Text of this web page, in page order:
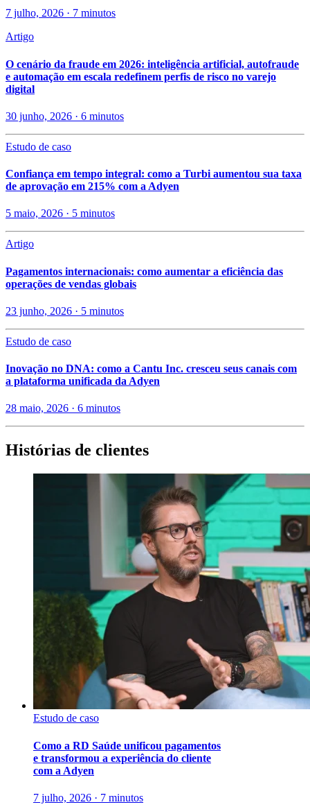
7 julho, 2026 · 7 minutos
Artigo
O cenário da fraude em 2026: inteligência artificial, autofraude
e automação em escala redefinem perfis de risco no varejo
digital
30 junho, 2026 · 6 minutos
Estudo de caso
Confiança em tempo integral: como a Turbi aumentou sua taxa
de aprovação em 215% com a Adyen
5 maio, 2026 · 5 minutos
Artigo
Pagamentos internacionais: como aumentar a eficiência das
operações de vendas globais
23 junho, 2026 · 5 minutos
Estudo de caso
Inovação no DNA: como a Cantu Inc. cresceu seus canais com
a plataforma unificada da Adyen
28 maio, 2026 · 6 minutos
Histórias de clientes
Estudo de caso
Como a RD Saúde unificou pagamentos
e transformou a experiência do cliente
com a Adyen
7 julho, 2026 · 7 minutos